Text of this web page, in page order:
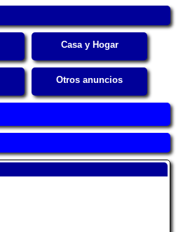
Casa y Hogar
Otros anuncios